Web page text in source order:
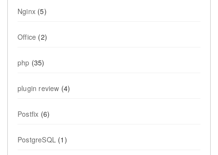
Nginx (5)
Office (2)
php (35)
plugin review (4)
Postfix (6)
PostgreSQL (1)